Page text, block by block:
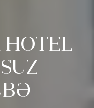
HOTEL